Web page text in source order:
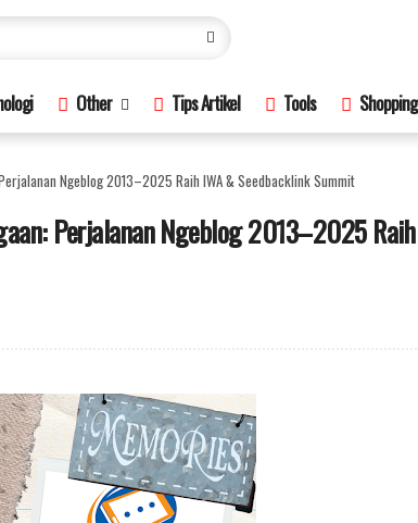
Other Tips Artikel Tools Shopping
Ngeblog 2013–2025 Raih IWA & Seedbacklink Summit
Perjalanan Ngeblog 2013–2025 Raih